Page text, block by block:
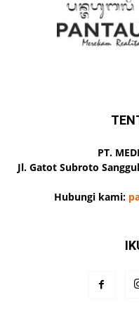
PT.
Jl. Gatot Subroto
Hubungi kami: